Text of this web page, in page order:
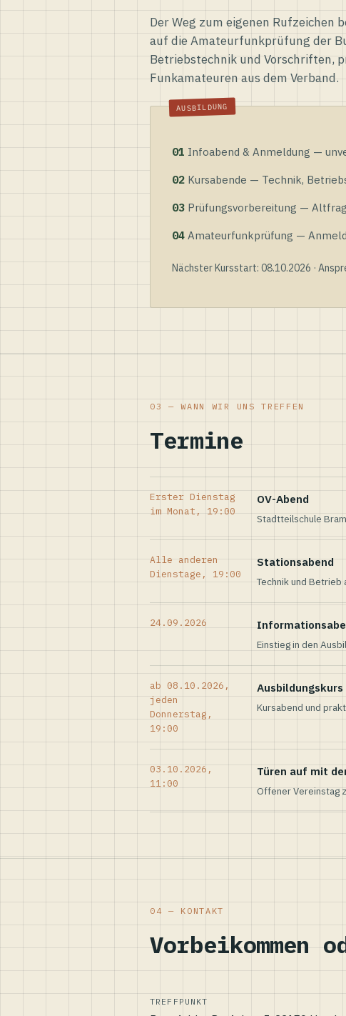
Der Weg zum eigenen Rufzeichen
auf die Amateurfunkprüfung der
Betriebstechnik und Vorschriften,
Funkamateuren aus dem Verband.
01 Infoabend & Anmeldung —
02 Kursabende — Technik,
03 Prüfungsvorbereitung —
04 Amateurfunkprüfung —
Nächster Kursstart: 08.10.2026 ·
03 — WANN WIR UNS TREFFEN
Termine
Erster Dienstag
im Monat, 19:00
OV-Abend
Stadtteilschule
Alle anderen
Dienstage, 19:00
Stationsabend
Technik und Betrieb
24.09.2026
Einstieg in den
ab 08.10.2026,
jeden
Donnerstag,
19:00
Ausbildungskurs
Kursabend und
03.10.2026,
11:00
Türen auf mit
Offener Vereinstag
04 — KONTAKT
Vorbeikommen
TREFFPUNKT